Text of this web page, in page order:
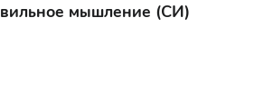
мышление (СИ)